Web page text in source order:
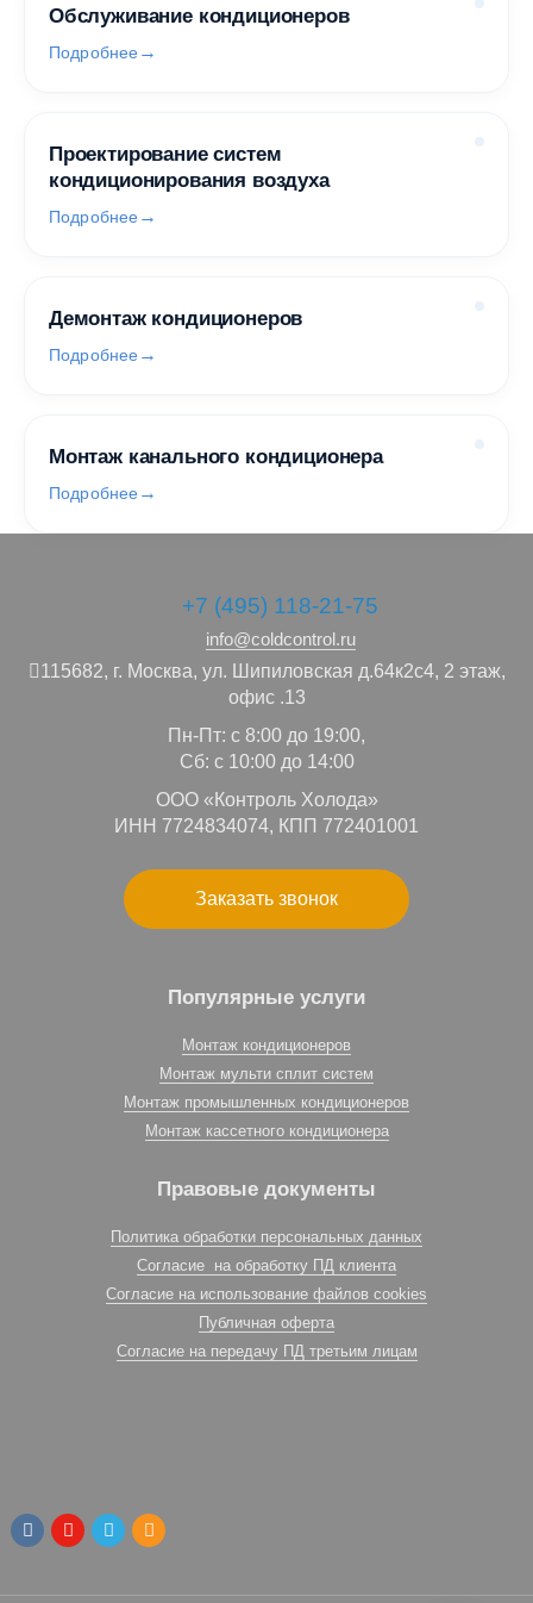
Обслуживание кондиционеров
Подробнее
Проектирование систем
кондиционирования воздуха
Подробнее
Демонтаж кондиционеров
Подробнее
Монтаж канального кондиционера
Подробнее
+7 (495) 118-21-75
info@coldcontrol.ru
115682, г. Москва, ул. Шипиловская д.64к2с4, 2 этаж,
офис .13
Пн-Пт: с 8:00 до 19:00,
Сб: с 10:00 до 14:00
ООО «Контроль Холода»
ИНН 7724834074, КПП 772401001
Заказать звонок
Популярные услуги
Монтаж кондиционеров
Монтаж мульти сплит систем
Монтаж промышленных кондиционеров
Монтаж кассетного кондиционера
Правовые документы
Политика обработки персональных данных
Согласие на обработку ПД клиента
Согласие на использование файлов cookies
Публичная оферта
Согласие на передачу ПД третьим лицам